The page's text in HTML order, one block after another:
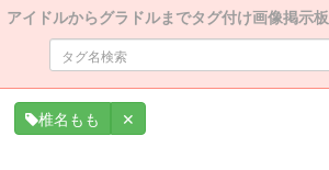
アイドルからグラドルまでタグ付け画像掲示板
椎名もも ✕